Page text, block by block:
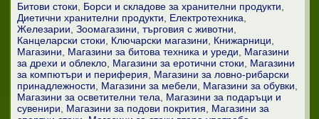
Битови стоки
Борси и складове за хранителни продукти
Диетични хранителни продукти
Електротехника
Железарии Зоомагазини, търговия с животни
Канцеларски стоки
Ключарски магазини
Книжарници
Магазини
Магазини за битова техника и уреди
Магазини
за дрехи и облекло Магазини за еротични стоки
Магазини
за компютъри и периферия
Магазини за ловно-рибарски
принадлежности
Магазини за мебели
Магазини за обувки
Магазини за осветителни тела
Магазини за подаръци и
сувенири
Магазини за подови покрития
Магазини за